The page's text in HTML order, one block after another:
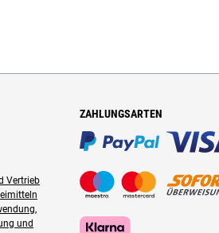
Vertrieb
und
ZAHLUNGSARTEN